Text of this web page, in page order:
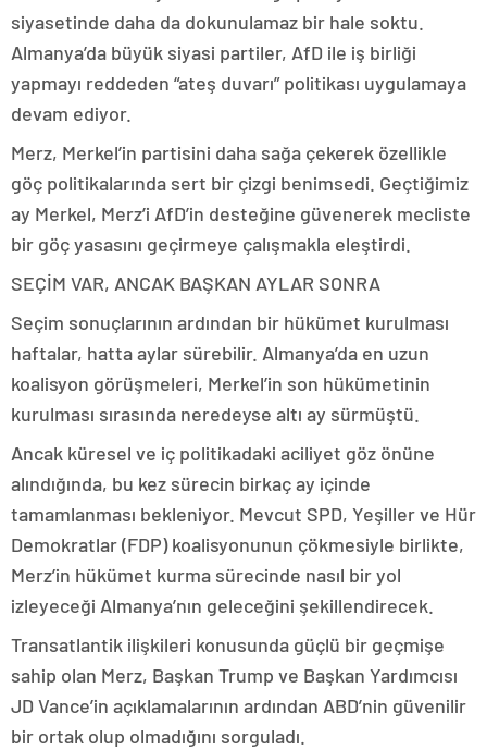
siyasetinde daha da dokunulamaz bir hale soktu.
Almanya’da büyük siyasi partiler, AfD ile iş birliği
yapmayı reddeden “ateş duvarı” politikası uygulamaya
devam ediyor.
Merz, Merkel’in partisini daha sağa çekerek özellikle
göç politikalarında sert bir çizgi benimsedi. Geçtiğimiz
ay Merkel, Merz’i AfD’in desteğine güvenerek mecliste
bir göç yasasını geçirmeye çalışmakla eleştirdi.
SEÇİM VAR, ANCAK BAŞKAN AYLAR SONRA
Seçim sonuçlarının ardından bir hükümet kurulması
haftalar, hatta aylar sürebilir. Almanya’da en uzun
koalisyon görüşmeleri, Merkel’in son hükümetinin
kurulması sırasında neredeyse altı ay sürmüştü.
Ancak küresel ve iç politikadaki aciliyet göz önüne
alındığında, bu kez sürecin birkaç ay içinde
tamamlanması bekleniyor. Mevcut SPD, Yeşiller ve Hür
Demokratlar (FDP) koalisyonunun çökmesiyle birlikte,
Merz’in hükümet kurma sürecinde nasıl bir yol
izleyeceği Almanya’nın geleceğini şekillendirecek.
Transatlantik ilişkileri konusunda güçlü bir geçmişe
sahip olan Merz, Başkan Trump ve Başkan Yardımcısı
JD Vance’in açıklamalarının ardından ABD’nin güvenilir
bir ortak olup olmadığını sorguladı.